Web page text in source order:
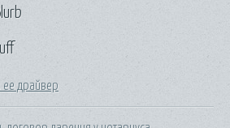
драйвер